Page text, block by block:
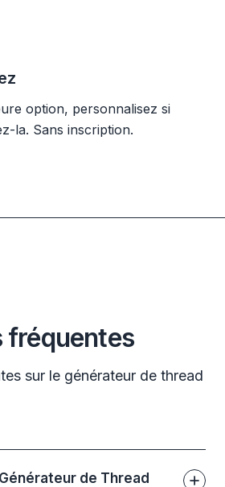
option, personnalisez si
la. Sans inscription.
fréquentes
sur le générateur de thread
de Thread